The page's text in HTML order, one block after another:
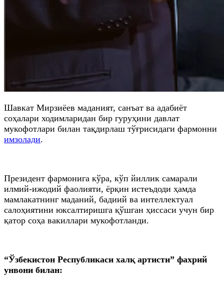
Шавкат Мирзиёев маданият, санъат ва адабиёт
соҳалари ходимларидан бир гуруҳини давлат
мукофотлари билан тақдирлаш тўғрисидаги фармонни
имзолади.
Президент фармонига кўра, кўп йиллик самарали
илмий-ижодий фаолияти, ёрқин истеъдоди ҳамда
мамлакатнинг маданий, бадиий ва интеллектуал
салоҳиятини юксалтиришга қўшган ҳиссаси учун бир
қатор соҳа вакиллари мукофотланди.
“Ўзбекистон Республикаси халқ артисти” фахрий
унвони билан: